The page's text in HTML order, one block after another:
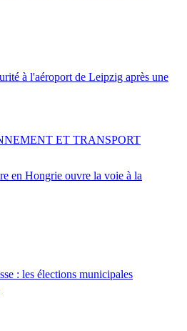
à l'aéroport de Leipzig après une
en Hongrie ouvre la voie à la
ET TRANSPORT
: les élections municipales